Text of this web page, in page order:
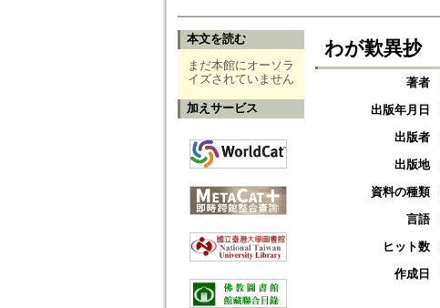
本文を読む
まだ本館にオーソラ
イズされていません
加えサービス
わが歎異抄
著者
出版年月日
出版者
出版地
資料の種類
言語
ヒット数
作成日